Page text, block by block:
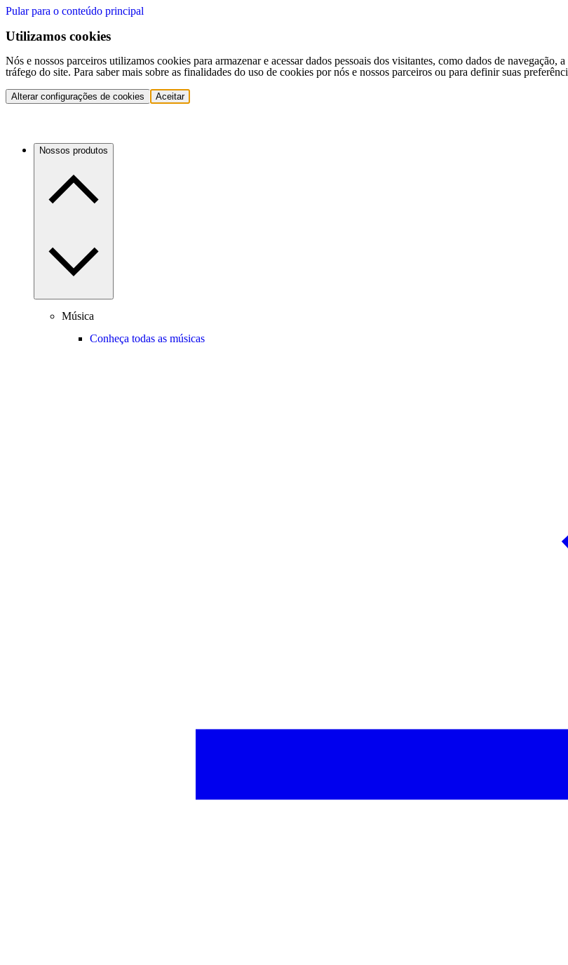
Pular para o conteúdo principal
Utilizamos cookies
Nós e nossos parceiros utilizamos cookies para armazenar e acessar dados pessoais dos visitantes, como dados de
tráfego do site. Para saber mais sobre as finalidades do uso de cookies por nós e nossos parceiros ou para definir suas
Alterar configurações de cookies Aceitar
Nossos produtos
Música
Conheça todas as músicas